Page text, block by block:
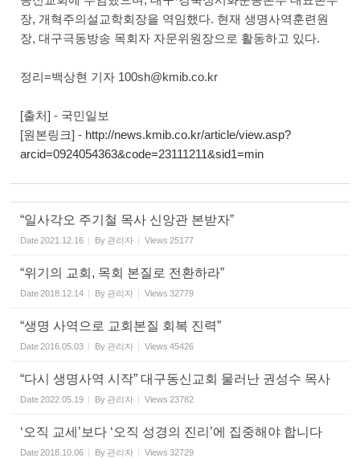
장, 개혁주의설교학회장을 역임했다. 현재 생명사역훈련원
장, 대구극동방송 목회자 자문위원장으로 활동하고 있다.
정리=백상현 기자 100sh@kmib.co.kr
[출처] - 국민일보
[원본링크] - http://news.kmib.co.kr/article/view.asp?
arcid=0924054363&code=23111211&sid1=min
“일사각오 주기철 목사 신앙관 본받자”
Date 2021.12.16 By 관리자 Views 25177
“위기의 교회, 목회 본질로 전환하라”
Date 2018.12.14 By 관리자 Views 32779
“생명 사역으로 교회본질 회복 진력”
Date 2016.05.03 By 관리자 Views 45426
“다시 생명사역 시작” 대구동신교회 물러난 권성수 목사
Date 2022.05.19 By 관리자 Views 23782
‘오직 교세’보다 ‘오직 성경의 진리’에 집중해야 합니다
Date 2018.10.06 By 관리자 Views 32729